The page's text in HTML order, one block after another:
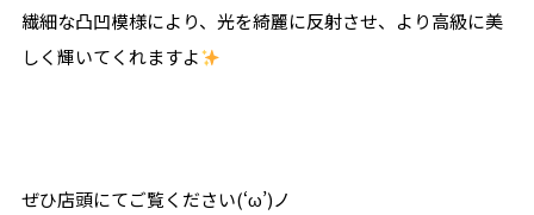
繊細な凸凹模様により、光を綺麗に反射させ、より高級に美
しく輝いてくれますよ
ぜひ店頭にてご覧ください(‘ω’)ノ